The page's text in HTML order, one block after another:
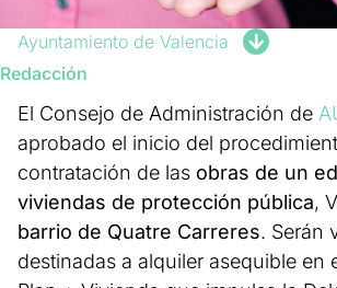
Ayuntamiento de Valencia
Redacción
El Consejo de Administración de
aprobado el inicio del
contratación de las obras de un
viviendas de protección pública,
barrio de Quatre Carreres. Serán
destinadas a alquiler asequible en